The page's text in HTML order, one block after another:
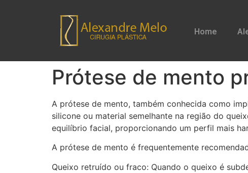
Home
Prótese de mento
A prótese de mento, também conhecida como
silicone ou material semelhante na região do
equilíbrio facial, proporcionando um perfil mais
A prótese de mento é frequentemente
Queixo retruído ou fraco: Quando o queixo é